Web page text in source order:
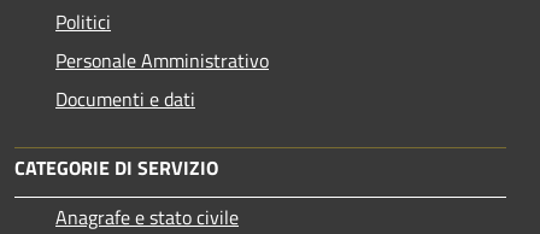
Politici
Personale Amministrativo
Documenti e dati
CATEGORIE DI SERVIZIO
Anagrafe e stato civile